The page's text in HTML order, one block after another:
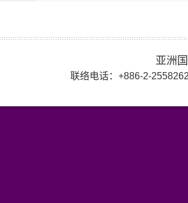
亚洲
联络电话：+886-2-